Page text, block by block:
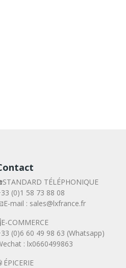
TÉLÉPHONIQUE
(0)1 58 73 88 08
mail : sales@lxfrance.fr
COMMERCE
(0)6 60 49 98 63 (Whatsapp)
: lx0660499863